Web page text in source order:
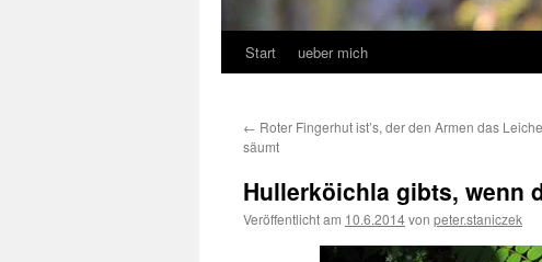
Start ueber mich
← Roter Fingerhut ist’s, der den Armen das
säumt
Hullerköichla gibts, wenn
Veröffentlicht am 10.6.2014von peter.staniczek